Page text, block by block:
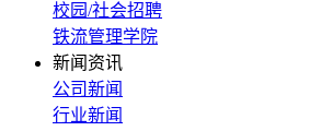
校园/社会招聘
铁流管理学院
新闻资讯
公司新闻
行业新闻